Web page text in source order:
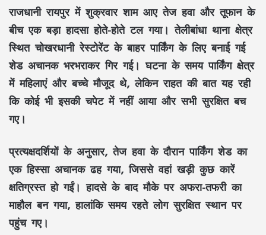
राजधानी रायपुर में शुक्रवार शाम आए तेज हवा और तूफान के
बीच एक बड़ा हादसा होते-होते टल गया। तेलीबांधा थाना क्षेत्र
स्थित चोखरधानी रेस्टोरेंट के बाहर पार्किंग के लिए बनाई गई
शेड अचानक भरभराकर गिर गई। घटना के समय पार्किंग क्षेत्र
में महिलाएं और बच्चे मौजूद थे, लेकिन राहत की बात यह रही
कि कोई भी इसकी चपेट में नहीं आया और सभी सुरक्षित बच
गए।
प्रत्यक्षदर्शियों के अनुसार, तेज हवा के दौरान पार्किंग शेड का
एक हिस्सा अचानक ढह गया, जिससे वहां खड़ी कुछ कारें
क्षतिग्रस्त हो गईं। हादसे के बाद मौके पर अफरा-तफरी का
माहौल बन गया, हालांकि समय रहते लोग सुरक्षित स्थान पर
पहुंच गए।